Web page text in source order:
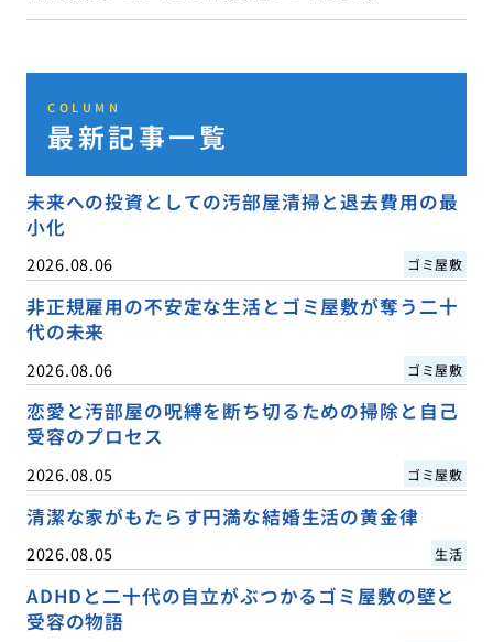
COLUMN
最新記事一覧
未来への投資としての汚部屋清掃と退去費用の最
小化
2026.08.06 ゴミ屋敷
非正規雇用の不安定な生活とゴミ屋敷が奪う二十
代の未来
2026.08.06 ゴミ屋敷
恋愛と汚部屋の呪縛を断ち切るための掃除と自己
受容のプロセス
2026.08.05 ゴミ屋敷
清潔な家がもたらす円満な結婚生活の黄金律
2026.08.05 生活
ADHDと二十代の自立がぶつかるゴミ屋敷の壁と
受容の物語